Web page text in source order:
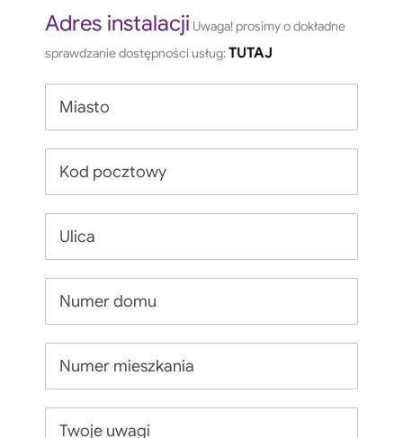
Adres instalacji Uwaga! prosimy o dokładne
sprawdzanie dostępności usług:TUTAJ